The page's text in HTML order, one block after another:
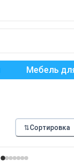
Мебель
⇅Сортировка